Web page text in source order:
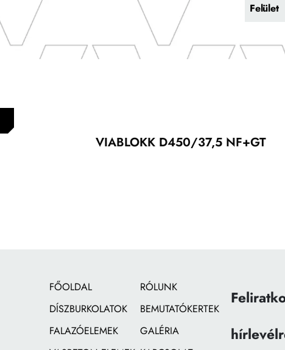
Felület
VIABLOKK D450/37,5 NF+GT
FŐOLDAL
DÍSZBURKOLATOK
FALAZÓELEMEK
RÓLUNK
BEMUTATÓKERTEK
GALÉRIA